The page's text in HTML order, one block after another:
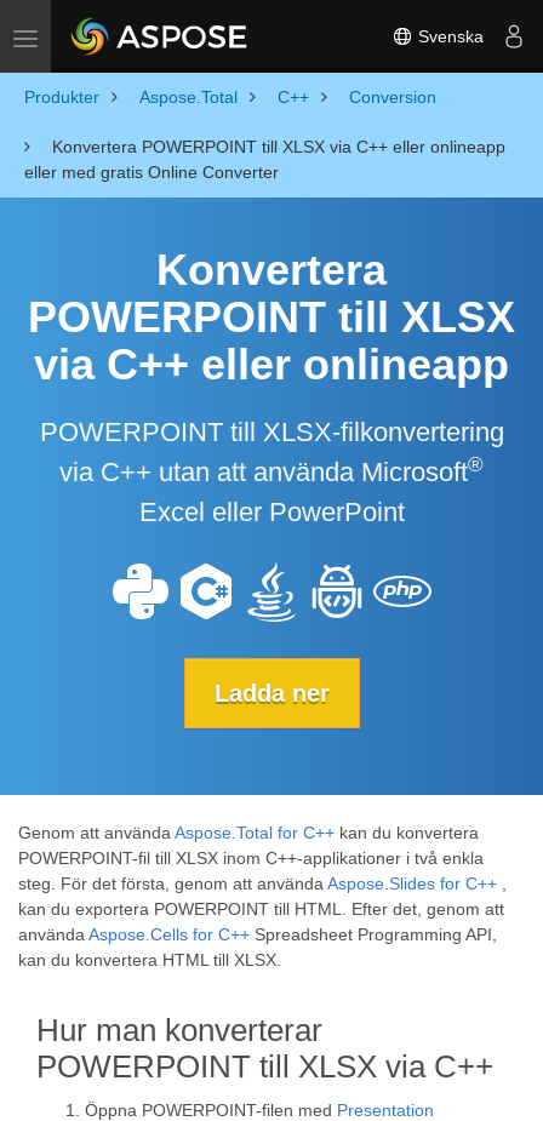
Toggle navigation Svenska
Produkter Aspose.Total C++ Conversion
Konvertera POWERPOINT till XLSX via C++ eller onlineapp
eller med gratis Online Converter
Konvertera
POWERPOINT till XLSX
via C++ eller onlineapp
POWERPOINT till XLSX-filkonvertering
via C++ utan att använda Microsoft®
Excel eller PowerPoint
Ladda ner
Genom att använda Aspose.Total for C++ kan du konvertera
POWERPOINT-fil till XLSX inom C++-applikationer i två enkla
steg. För det första, genom att använda Aspose.Slides for C++
kan du exportera POWERPOINT till HTML. Efter det, genom att
använda Aspose.Cells for C++ Spreadsheet Programming API,
kan du konvertera HTML till XLSX.
Hur man konverterar
POWERPOINT till XLSX via C++
Öppna POWERPOINT-filen med Presentation